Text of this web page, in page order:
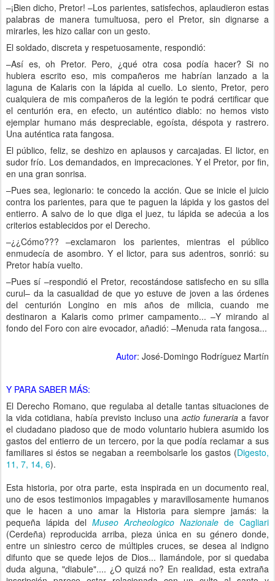
–¡Bien dicho, Pretor! –Los parientes, satisfechos, aplaudieron estas
palabras de manera tumultuosa, pero el Pretor, sin dignarse a
mirarles, les hizo callar con un gesto.
El soldado, discreta y respetuosamente, respondió:
–Así es, oh Pretor. Pero, ¿qué otra cosa podía hacer? Si no
hubiera escrito eso, mis compañeros me habrían lanzado a la
laguna de Kalaris con la lápida al cuello. Lo siento, Pretor, pero
cualquiera de mis compañeros de la legión te podrá certificar que
el centurión era, en efecto, un auténtico diablo: no hemos visto
ejemplar humano más despreciable, egoísta, déspota y rastrero.
Una auténtica rata fangosa.
El público, feliz, se deshizo en aplausos y carcajadas. El lictor, en
sudor frío. Los demandados, en imprecaciones. Y el Pretor, por fin,
en una gran sonrisa.
–Pues sea, legionario: te concedo la acción. Que se inicie el juicio
contra los parientes, para que te paguen la lápida y los gastos del
entierro. A salvo de lo que diga el juez, tu lápida se adecúa a los
criterios establecidos por el Derecho.
–¿¿Cómo??? –exclamaron los parientes, mientras el público
enmudecía de asombro. Y el lictor, para sus adentros, sonrió: su
Pretor había vuelto.
–Pues sí –respondió el Pretor, recostándose satisfecho en su silla
curul– da la casualidad de que yo estuve de joven a las órdenes
del centurión Longino en mis años de milicia, cuando me
destinaron a Kalaris como primer campamento... –Y mirando al
fondo del Foro con aire evocador, añadió: –Menuda rata fangosa...
Autor: José-Domingo Rodríguez Martín
Y PARA SABER MÁS:
El Derecho Romano, que regulaba al detalle tantas situaciones de
la vida cotidiana, había previsto incluso unaactio funeraria a favor
el ciudadano piadoso que de modo voluntario hubiera asumido los
gastos del entierro de un tercero, por la que podía reclamar a sus
familiares si éstos se negaban a reembolsarle los gastos (Digesto,
11, 7, 14, 6).
Esta historia, por otra parte, esta inspirada en un documento real,
uno de esos testimonios impagables y maravillosamente humanos
que le hacen a uno amar la Historia para siempre jamás: la
pequeña lápida del Museo Archeologico Nazionale de Cagliari
(Cerdeña) reproducida arriba, pieza única en su género donde,
entre un siniestro cerco de múltiples cruces, se desea al indigno
difunto que se quede lejos de Dios... llamándole, por si quedaba
duda alguna, "diabule".... ¿O quizá no? En realidad, esta extraña